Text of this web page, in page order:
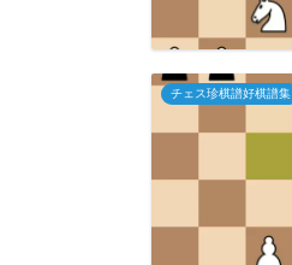
チェス珍棋譜好棋譜集